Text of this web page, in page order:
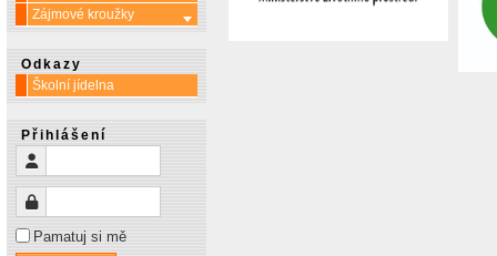
Zájmové kroužky
Více o: Zájmové kroužky
Odkazy
Školní jídelna
Přihlášení
Heslo
Pamatuj si mě